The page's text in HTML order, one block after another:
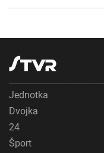
Jednotka
Dvojka
24
Šport